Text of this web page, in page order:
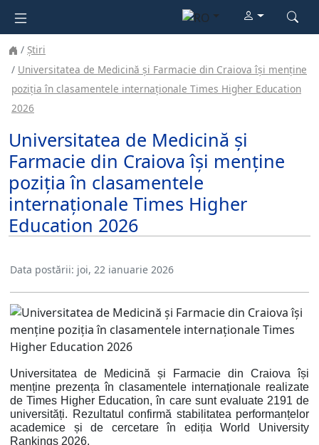
Știri
Universitatea de Medicină și Farmacie din Craiova își menține
poziția în clasamentele internaționale Times Higher Education
2026
Universitatea de Medicină și
Farmacie din Craiova își menține
poziția în clasamentele
internaționale Times Higher
Education 2026
Data postării: joi, 22 ianuarie 2026
Universitatea de Medicină și Farmacie din Craiova își
menține prezența în clasamentele internaționale realizate
de Times Higher Education, în care sunt evaluate 2191 de
universități. Rezultatul confirmă stabilitatea performanțelor
academice și de cercetare în ediția World University
Rankings 2026.